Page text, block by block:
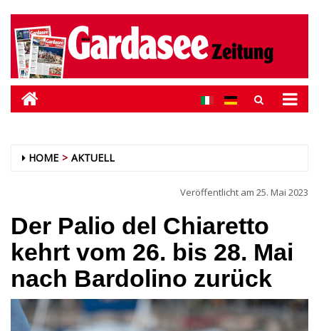
HOME AKTUELL
Veröffentlicht am 25. Mai 2023
Der Palio del Chiaretto
kehrt vom 26. bis 28. Mai
nach Bardolino zurück